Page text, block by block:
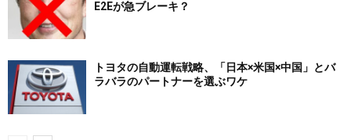
E2Eが急ブレーキ？
トヨタの自動運転戦略、「日本×米国×中国」とバ
ラバラのパートナーを選ぶワケ